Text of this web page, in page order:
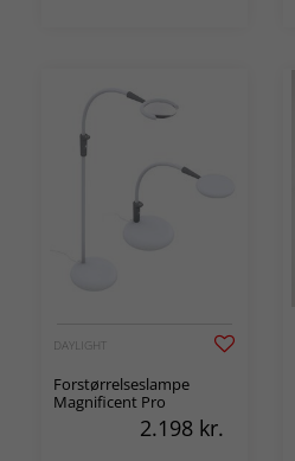
DAYLIGHT
Forstørrelseslampe
Magnificent Pro
2.198 kr.